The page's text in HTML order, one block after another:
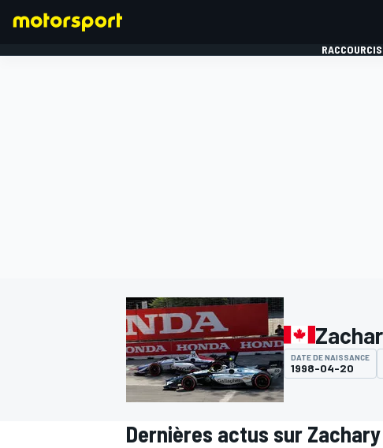
DATE DE NAISSANCE
1998-04-20
Dernières actus sur Zachary